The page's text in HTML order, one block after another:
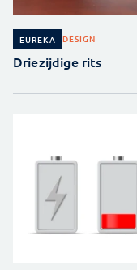
EUREKA DESIGN
Driezijdige rits